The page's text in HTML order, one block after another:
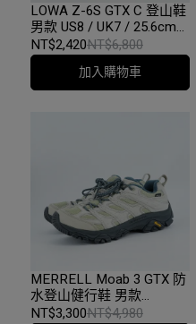
LOWA Z-6S GTX C 登山鞋
男款 US8 / UK7 / 25.6cm
沙色
NT$2,420NT$6,800
加入購物車
MERRELL Moab 3 GTX 防
水登山健行鞋 男款
US8=26cm 橄欖綠
NT$3,300NT$4,980